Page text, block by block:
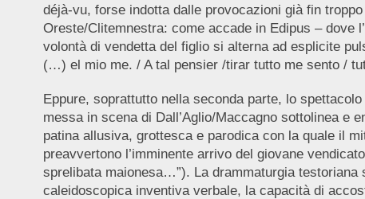
déjà-vu, forse indotta dalle provocazioni già fin
Oreste/Clitemnestra: come accade in Edipus – dove
volontà di vendetta del figlio si alterna ad esplicite
(…) el mio me. / A tal pensier /tirar tutto me sento /
Eppure, soprattutto nella seconda parte, lo
messa in scena di Dall’Aglio/Maccagno sottolinea e
patina allusiva, grottesca e parodica con la quale il
preavvertono l’imminente arrivo del giovane
sprelibata maionesa…”). La drammaturgia
caleidoscopica inventiva verbale, la capacità di